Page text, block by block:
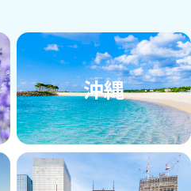
沖縄